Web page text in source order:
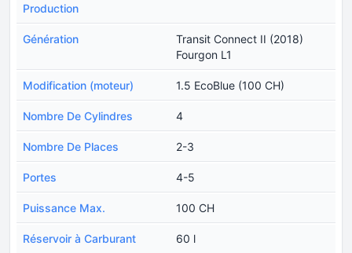
Production
Génération
Transit Connect II (2018)
Fourgon L1
Modification (moteur) 1.5 EcoBlue (100 CH)
Nombre De Cylindres 4
Nombre De Places 2-3
Portes 4-5
Puissance Max. 100 CH
Réservoir à Carburant 60 l